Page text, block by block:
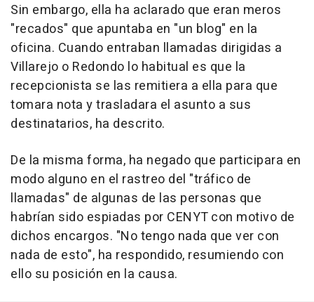
Sin embargo, ella ha aclarado que eran meros
"recados" que apuntaba en "un blog" en la
oficina. Cuando entraban llamadas dirigidas a
Villarejo o Redondo lo habitual es que la
recepcionista se las remitiera a ella para que
tomara nota y trasladara el asunto a sus
destinatarios, ha descrito.
De la misma forma, ha negado que participara en
modo alguno en el rastreo del "tráfico de
llamadas" de algunas de las personas que
habrían sido espiadas por CENYT con motivo de
dichos encargos. "No tengo nada que ver con
nada de esto", ha respondido, resumiendo con
ello su posición en la causa.